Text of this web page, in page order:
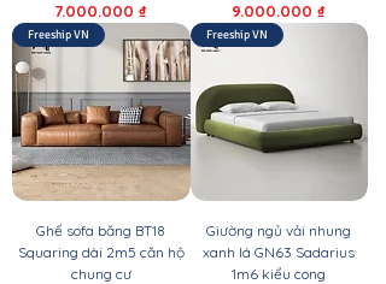
Giá
7.000.000 ₫ Giá
9.000.000 ₫
Freeship VN
Ghế sofa băng BT18
Squaring dài 2m5 căn hộ
chung cư
Freeship VN
Giường ngủ vải nhung
xanh lá GN63 Sadarius
1m6 kiểu cong